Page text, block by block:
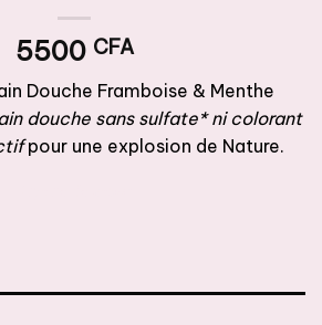
5500 CFA
Douche Framboise & Menthe
douche sans sulfate* ni colorant
pour une explosion de Nature.